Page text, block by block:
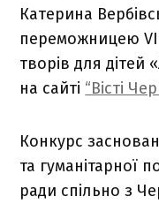
Катерина
переможницею
творів для
на сайті “Вісті
Конкурс
та гуманітарної
ради спільно з